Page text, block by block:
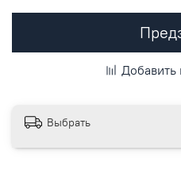
Добавить
Выбрать